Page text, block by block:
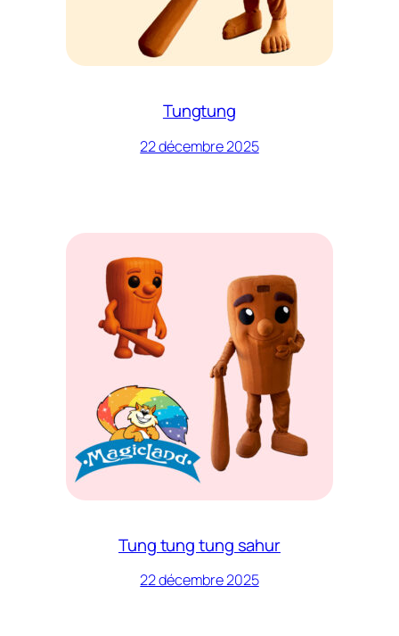
Tungtung
22 décembre 2025
Tung tung tung sahur
22 décembre 2025